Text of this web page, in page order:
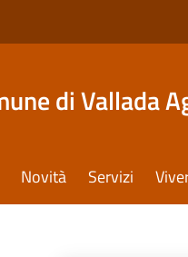
di Vallada
Novità Servizi